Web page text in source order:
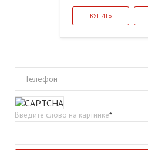
КУПИТЬ
Телефон
Введите слово на картинке*